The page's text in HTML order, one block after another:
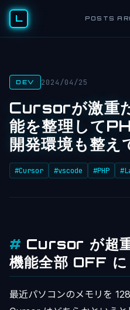
L POSTS
DEV 2024/04/25
Cursorが激重
能を整理して
開発環境も整え
#Cursor #vscode #PHP
Cursor が超
機能全部 OFF
最近パソコンのメモリを